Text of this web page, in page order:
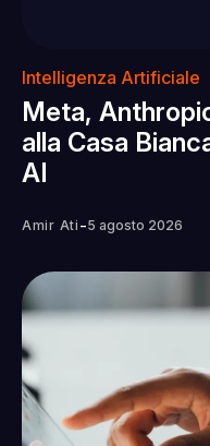
Intelligenza Artificiale
Meta,
alla Casa
AI
Amir Ati -5 agosto 2026